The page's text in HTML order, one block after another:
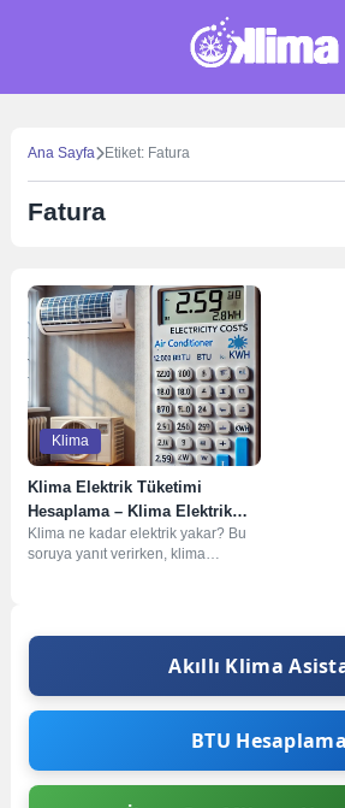
Ana Sayfa Etiket: Fatura
Fatura
Klima
Klima Elektrik Tüketimi
Hesaplama – Klima Elektrik
Tüketimini Etkileyen Faktörler
Klima ne kadar elektrik yakar? Bu
soruya yanıt verirken, klima
Akıllı Klima
BTU Hesaplama